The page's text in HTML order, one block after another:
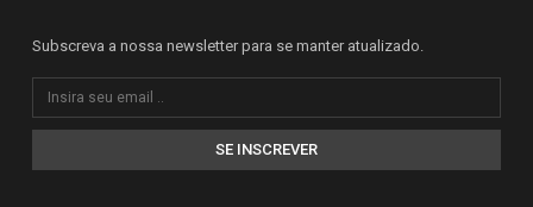
Subscreva a nossa newsletter para se manter atualizado.
SE INSCREVER